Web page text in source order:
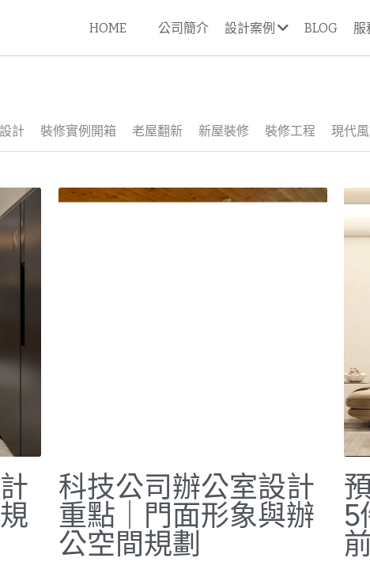
HOME 公司簡介 設計案例 BLOG 服
計 裝修實例開箱 老屋翻新 新屋裝修 裝修工程 現代
科技公司辦公室設計
重點｜門面形象與辦
公空間規劃
5